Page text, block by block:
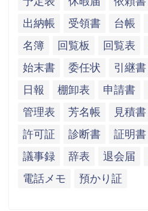
出納帳
受領書 台帳
名簿
回覧板 回覧表
始末書
委任状 引継書
日報
棚卸表 申請書
管理表
芳名帳 見積書
許可証
診断書 証明書
議事録
辞表 退会届
電話メモ
預かり証